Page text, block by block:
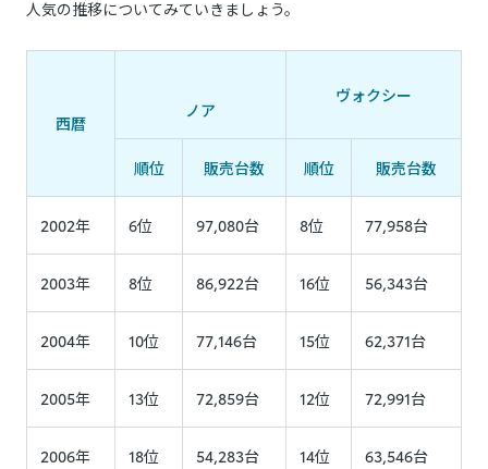
人気の推移についてみていきましょう。
西暦
ノア
ヴォクシー
順位 販売台数 順位 販売台数
2002年 6位 97,080台 8位 77,958台
2003年 8位 86,922台 16位 56,343台
2004年 10位 77,146台 15位 62,371台
2005年 13位 72,859台 12位 72,991台
2006年 18位 54,283台 14位 63,546台